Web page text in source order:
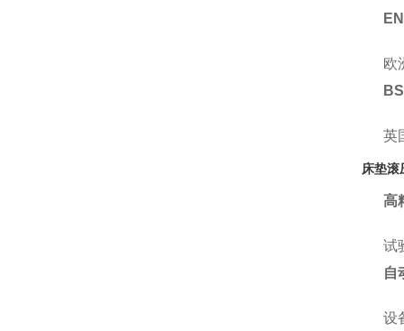
欧
英
床垫滚
高
试
自
设